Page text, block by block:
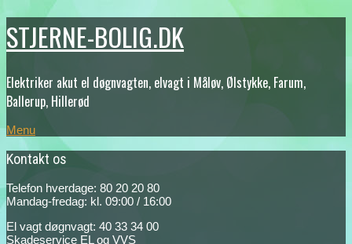
STJERNE-BOLIG.DK
Elektriker akut el døgnvagten, elvagt i Måløv, Ølstykke, Farum,
Ballerup, Hillerød
Menu
Kontakt os
Telefon hverdage: 80 20 20 80
Mandag-fredag: kl. 09:00 / 16:00
El vagt døgnvagt: 40 33 34 00
Skadeservice EL og VVS